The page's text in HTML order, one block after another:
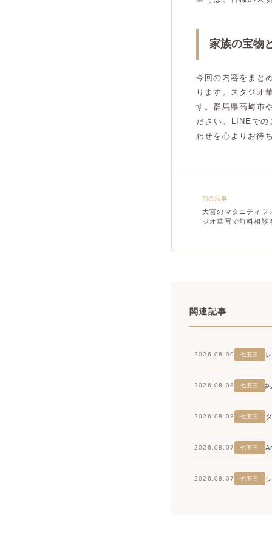
家族の宝物
今回の内容をまと
ります。スタジオ
す。群馬県高崎市
ださい。LINEでの
わせを心よりお待
前の記事
大宮のマタニティフ
ジオ華写で無料相談
関連記事
2026.08.09 七五三
2026.08.08 七五三
2026.08.08 七五三
2026.08.07 七五三
2026.08.07 七五三